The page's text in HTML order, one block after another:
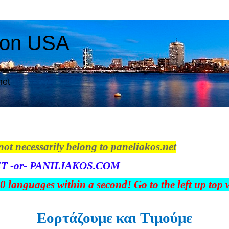
USA
necessarily belong to paneliakos.net
-or- PANILIAKOS.COM
languages within a second! Go to the left up top
Εορτάζουμε και Tιμούμε